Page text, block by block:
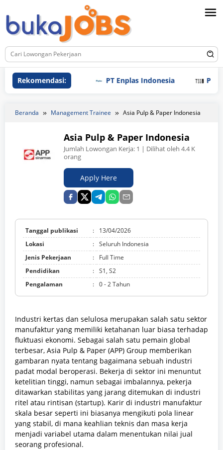
ke
konten
Rekomendasi: PT Enplas Indonesia PT Tri
Beranda Management Trainee Asia Pulp & Paper Indonesia
Asia Pulp & Paper Indonesia
Jumlah Lowongan Kerja: 1 | Dilihat oleh 4.4 K
orang
Apply Here
Tanggal publikasi :
13/04/2026
Lokasi
: Seluruh Indonesia
Jenis Pekerjaan
:
Full Time
Pendidikan
: S1, S2
Pengalaman
: 0 - 2 Tahun
Industri kertas dan selulosa merupakan salah satu sektor
manufaktur yang memiliki ketahanan luar biasa terhadap
fluktuasi ekonomi. Sebagai salah satu pemain global
terbesar, Asia Pulp & Paper (APP) Group memberikan
gambaran nyata tentang bagaimana sebuah industri
padat modal beroperasi. Bekerja di sektor ini menuntut
ketelitian tinggi, namun sebagai imbalannya, pekerja
ditawarkan stabilitas yang jarang ditemukan di industri
ritel atau rintisan (startup). Karir di industri manufaktur
skala besar seperti ini biasanya mengikuti pola linear
yang stabil, di mana keahlian teknis dan masa kerja
menjadi variabel utama dalam menentukan nilai jual
seorang profesional.